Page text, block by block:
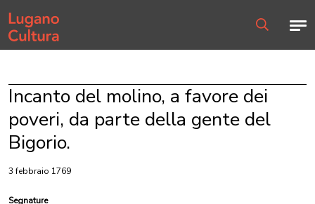
Home page
Incanto del molino, a favore dei
poveri, da parte della gente del
Bigorio.
3 febbraio 1769
Segnature